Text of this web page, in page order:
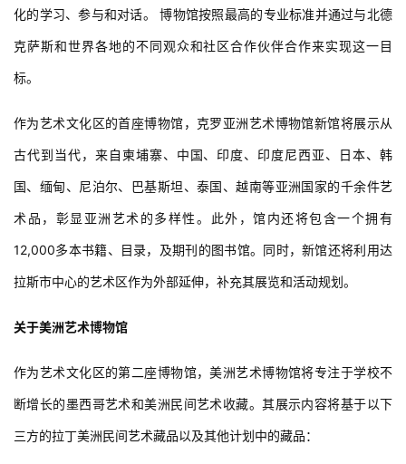
建
设
计
室
内
计
城
市
与
景
化的学习、参与和对话。 博物馆按照最高的专业标准并通过与北德
克萨斯和世界各地的不同观众和社区合作伙伴合作来实现这一目
标。
作为艺术文化区的首座博物馆，克罗亚洲艺术博物馆新馆将展示从
古代到当代，来自柬埔寨、中国、印度、印度尼西亚、日本、韩
国、缅甸、尼泊尔、巴基斯坦、泰国、越南等亚洲国家的千余件艺
术品，彰显亚洲艺术的多样性。此外，馆内还将包含一个拥有
12,000多本书籍、目录，及期刊的图书馆。同时，新馆还将利用达
拉斯市中心的艺术区作为外部延伸，补充其展览和活动规划。
关于美洲艺术博物馆
作为艺术文化区的第二座博物馆，美洲艺术博物馆将专注于学校不
断增长的墨西哥艺术和美洲民间艺术收藏。其展示内容将基于以下
三方的拉丁美洲民间艺术藏品以及其他计划中的藏品：